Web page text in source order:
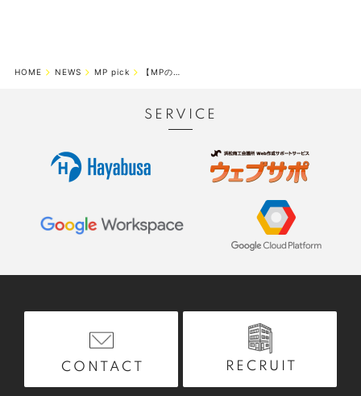
HOME NEWS MP pick 【MPのお客様限定】新春キャンペーン実施中！
SERVICE
CONTACT RECRUIT